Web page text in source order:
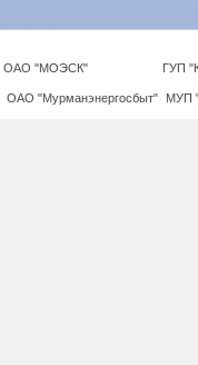
ОАО "МОЭСК" ГУП
ОАО "Мурманэнергосбыт" МУП